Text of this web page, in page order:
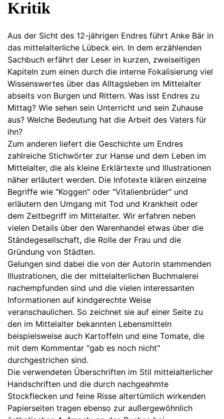
Kritik
Aus der Sicht des 12-jährigen Endres führt Anke Bär in
das mittelalterliche Lübeck ein. In dem erzählenden
Sachbuch erfährt der Leser in kurzen, zweiseitigen
Kapiteln zum einen durch die interne Fokalisierung viel
Wissenswertes über das Alltagsleben im Mittelalter
abseits von Burgen und Rittern. Was isst Endres zu
Mittag? Wie sehen sein Unterricht und sein Zuhause
aus? Welche Bedeutung hat die Arbeit des Vaters für
ihn?
Zum anderen liefert die Geschichte um Endres
zahlreiche Stichwörter zur Hanse und dem Leben im
Mittelalter, die als kleine Erklärtexte und Illustrationen
näher erläutert werden. Die Infotexte klären einzelne
Begriffe wie "Koggen" oder "Vitalienbrüder" und
erläutern den Umgang mit Tod und Krankheit oder
dem Zeitbegriff im Mittelalter. Wir erfahren neben
vielen Details über den Warenhandel etwas über die
Ständegesellschaft, die Rolle der Frau und die
Gründung von Städten.
Gelungen sind dabei die von der Autorin stammenden
Illustrationen, die der mittelalterlichen Buchmalerei
nachempfunden sind und die vielen interessanten
Informationen auf kindgerechte Weise
veranschaulichen. So zeichnet sie auf einer Seite zu
den im Mittelalter bekannten Lebensmitteln
beispielsweise auch Kartoffeln und eine Tomate, die
mit dem Kommentar "gab es noch nicht"
durchgestrichen sind.
Die verwendeten Überschriften im Stil mittelalterlicher
Handschriften und die durch nachgeahmte
Stockflecken und feine Risse altertümlich wirkenden
Papierseiten tragen ebenso zur außergewöhnlich